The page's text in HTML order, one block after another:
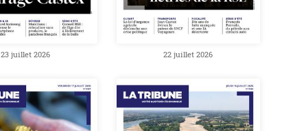
23 juillet 2026 22 juillet 2026